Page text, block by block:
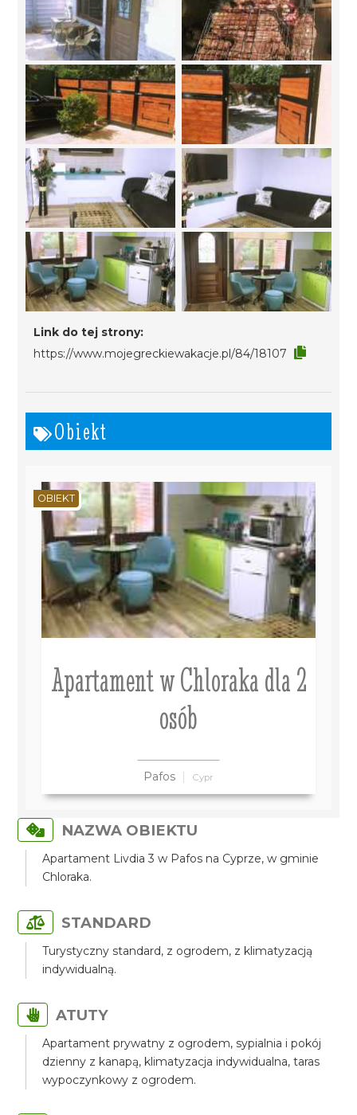
Link do tej strony:
https://www.mojegreckiewakacje.pl/84/18107
Obiekt
Apartament w Chloraka dla 2
osób
Pafos Cypr
OBIEKT
NAZWA OBIEKTU
Apartament Livdia 3 w Pafos na Cyprze, w gminie
Chloraka.
STANDARD
Turystyczny standard, z ogrodem, z klimatyzacją
indywidualną.
ATUTY
Apartament prywatny z ogrodem, sypialnia i pokój
dzienny z kanapą, klimatyzacja indywidualna, taras
wypoczynkowy z ogrodem.